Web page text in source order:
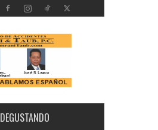
DEGUSTANDO